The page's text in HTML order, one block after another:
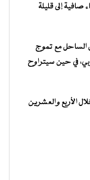
صافية إلى قليلة
الساحل مع تموج
في حين سيتراوح
الأربع والعشرين